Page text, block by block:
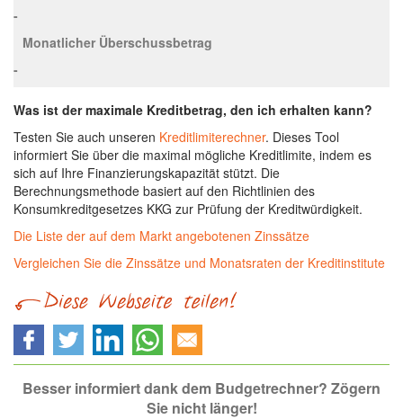
-
Monatlicher Überschussbetrag
-
Was ist der maximale Kreditbetrag, den ich erhalten kann?
Testen Sie auch unseren Kreditlimiterechner. Dieses Tool
informiert Sie über die maximal mögliche Kreditlimite, indem es
sich auf Ihre Finanzierungskapazität stützt. Die
Berechnungsmethode basiert auf den Richtlinien des
Konsumkreditgesetzes KKG zur Prüfung der Kreditwürdigkeit.
Die Liste der auf dem Markt angebotenen Zinssätze
Vergleichen Sie die Zinssätze und Monatsraten der Kreditinstitute
Besser informiert dank dem Budgetrechner? Zögern
Sie nicht länger!